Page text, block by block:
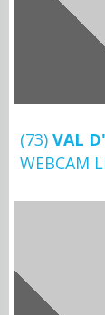
(73) VAL
WEBCAM